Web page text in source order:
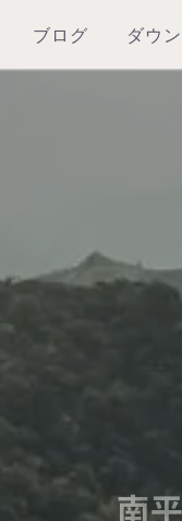
ブログ ダウ
南